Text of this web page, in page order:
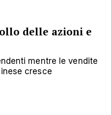
delle azioni e
mentre le vendite
cresce